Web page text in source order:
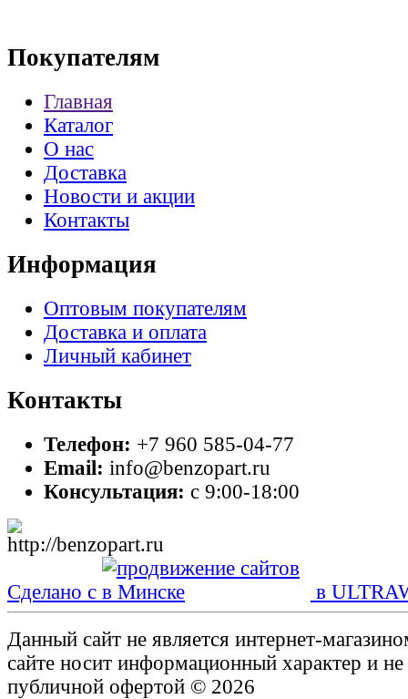
Покупателям
Главная
Каталог
О нас
Доставка
Новости и акции
Контакты
Информация
Оптовым покупателям
Доставка и оплата
Личный кабинет
Контакты
Телефон: +7 960 585-04-77
Email: info@benzopart.ru
Консультация: с 9:00-18:00
Сделано с в
Данный сайт не является интернет-
сайте носит информационный характер и не
публичной офертой © 2026